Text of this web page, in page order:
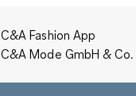
C&A Fashion App
C&A Mode GmbH & Co.